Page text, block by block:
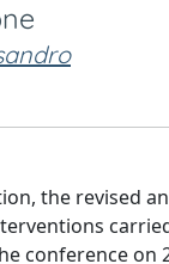
the revised
conference on